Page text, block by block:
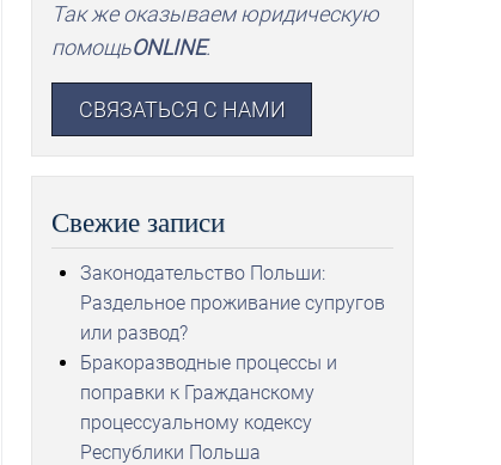
Так же оказываем юридическую
помощьONLINE.
СВЯЗАТЬСЯ С НАМИ
Свежие записи
Законодательство Польши:
Раздельное проживание супругов
или развод?
Бракоразводные процессы и
поправки к Гражданскому
процессуальному кодексу
Республики Польша